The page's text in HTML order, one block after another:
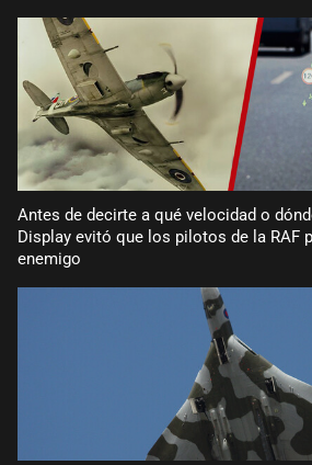
Antes de decirte a qué velocidad o
Display evitó que los pilotos de la RAF
enemigo